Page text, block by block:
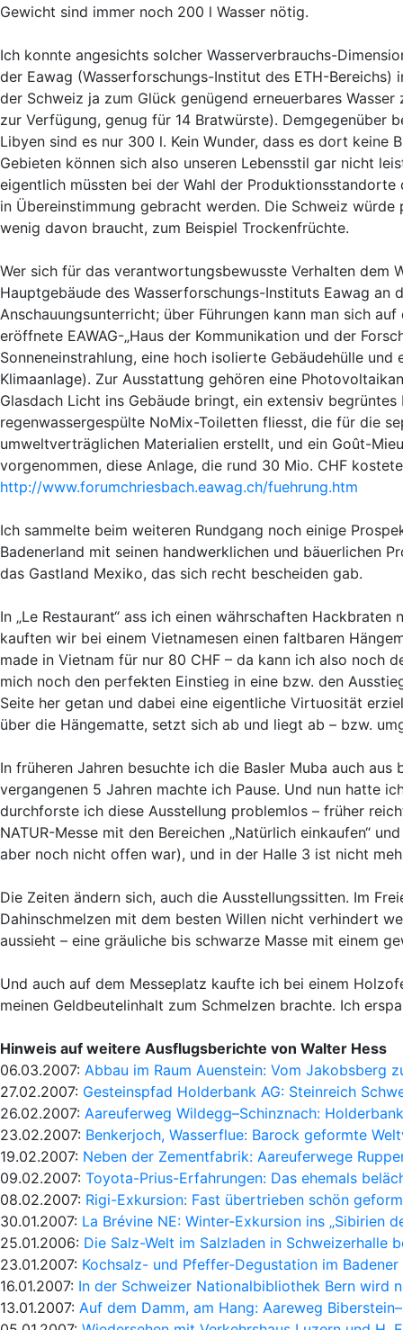
Gewicht sind immer noch 200 l Wasser nötig.
Ich konnte angesichts solcher Wasserverbrauchs-
der Eawag (Wasserforschungs-Institut des ETH-
der Schweiz ja zum Glück genügend erneuerbares
zur Verfügung, genug für 14 Bratwürste). Demgegenüber
Libyen sind es nur 300 l. Kein Wunder, dass es dort keine
Gebieten können sich also unseren Lebensstil gar nicht
eigentlich müssten bei der Wahl der
in Übereinstimmung gebracht werden. Die Schweiz
wenig davon braucht, zum Beispiel Trockenfrüchte.
Wer sich für das verantwortungsbewusste Verhalten dem
Hauptgebäude des Wasserforschungs-Instituts Eawag
Anschauungsunterricht; über Führungen kann man sich
eröffnete EAWAG-„Haus der Kommunikation und der
Sonneneinstrahlung, eine hoch isolierte Gebäudehülle
Klimaanlage). Zur Ausstattung gehören eine
Glasdach Licht ins Gebäude bringt, ein extensiv
regenwassergespülte NoMix-Toiletten fliesst, die für die
umweltverträglichen Materialien erstellt, und ein Goût-
vorgenommen, diese Anlage, die rund 30 Mio. CHF
http://www.forumchriesbach.eawag.ch/fuehrung.htm
Ich sammelte beim weiteren Rundgang noch einige
Badenerland mit seinen handwerklichen und bäuerlichen
das Gastland Mexiko, das sich recht bescheiden gab.
In „Le Restaurant“ ass ich einen währschaften
kauften wir bei einem Vietnamesen einen faltbaren
made in Vietnam für nur 80 CHF – da kann ich also noch
mich noch den perfekten Einstieg in eine bzw. den
Seite her getan und dabei eine eigentliche Virtuosität
über die Hängematte, setzt sich ab und liegt ab – bzw.
In früheren Jahren besuchte ich die Basler Muba auch
vergangenen 5 Jahren machte ich Pause. Und nun hatte
durchforste ich diese Ausstellung problemlos – früher
NATUR-Messe mit den Bereichen „Natürlich einkaufen“
aber noch nicht offen war), und in der Halle 3 ist nicht
Die Zeiten ändern sich, auch die Ausstellungssitten. Im
Dahinschmelzen mit dem besten Willen nicht verhindert
aussieht – eine gräuliche bis schwarze Masse mit einem
Und auch auf dem Messeplatz kaufte ich bei einem
meinen Geldbeutelinhalt zum Schmelzen brachte. Ich
Hinweis auf weitere Ausflugsberichte von Walter Hess
06.03.2007: Abbau im Raum Auenstein: Vom Jakobsberg
27.02.2007: Gesteinspfad Holderbank AG: Steinreich
26.02.2007: Aareuferweg Wildegg–Schinznach:
23.02.2007: Benkerjoch, Wasserflue: Barock geformte
19.02.2007: Neben der Zementfabrik: Aareuferwege
09.02.2007: Toyota-Prius-Erfahrungen: Das ehemals
08.02.2007: Rigi-Exkursion: Fast übertrieben schön
30.01.2007: La Brévine NE: Winter-Exkursion ins „Sibirien
25.01.2006: Die Salz-Welt im Salzladen in Schweizerhalle
23.01.2007: Kochsalz- und Pfeffer-Degustation im
16.01.2007: In der Schweizer Nationalbibliothek Bern wird
13.01.2007: Auf dem Damm, am Hang: Aareweg